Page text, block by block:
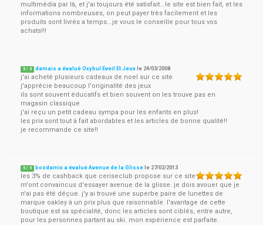
multimédia par là, et j'ai toujours été satisfait...le site est bien fait, et les
informations nombreuses, on peut payer très facilement et les
produits sont livrés a temps...je vous le conseille pour tous vos
achats!!!
5 / 5 damais a évalué Oxybul Eveil Et Jeux le 24/03/2008
j'ai acheté plusieurs cadeaux de noel sur ce site
j'apprécie beaucoup l'originalité des jeux
ils sont souvent éducatifs et bien souvent on les trouve pas en
magasin classique
j'ai reçu un petit cadeau sympa pour les enfants en plus!
les prix sont tout à fait abordables et les articles de bonne qualité!!
je recommande ce site!!
5 / 5 boodamix a évalué Avenue de la Glisse le 27/02/2013
les 3% de cashback que ceriseclub propose sur ce site
m'ont convaincus d'essayer avenue de la glisse. je dois avouer que je
n'ai pas été déçue. j'y ai trouvé une superbe paire de lunettes de
marque oakley à un prix plus que raisonnable. l'avantage de cette
boutique est sa spécialité, donc les articles sont ciblés, entre autre,
pour les personnes partant au ski. mon expérience est parfaite.